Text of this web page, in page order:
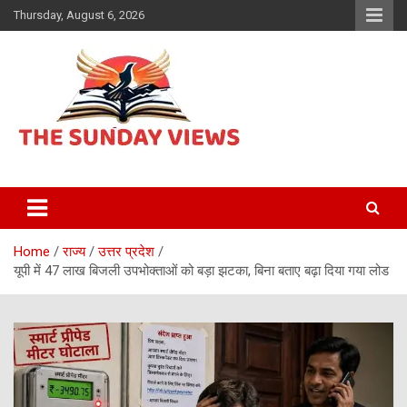
Skip
to
Thursday, August 6, 2026
The Sunday views
Home राज्य
उत्तर प्रदेश
यूपी में 47 लाख बिजली उपभोक्ताओं को बड़ा झटका, बिना बताए बढ़ा दिया गया लोड